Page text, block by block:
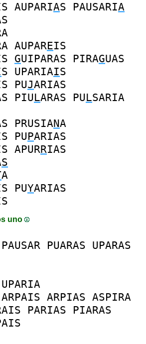
AUPARIAS PAUSARIA
AUPAREIS
GUIPARAS PIRAGUAS
S UPARIAIS
PUJARIAS
PIULARAS PULSARIA
PRUSIANA
PUPARIAS
APURRIAS
S
A
PUYARIAS
uno
PAUSAR PUARAS UPARAS
UPARIA
ARPAIS ARPIAS ASPIRA
PARIAS
PIARAS